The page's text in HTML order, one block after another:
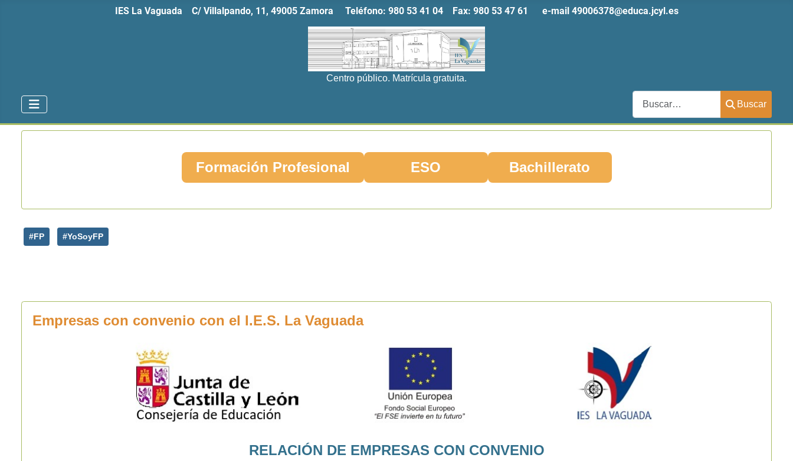
IES La Vaguada C/ Villalpando, 11, 49005 Zamora Teléfono: 980 53 41 04 Fax: 980 53 47 61 e-mail 49006378@educa.jcyl.es
Centro público. Matrícula gratuita.
Buscar
Buscar
Formación Profesional ESO Bachillerato
#FP #YoSoyFP
Empresas con convenio con el I.E.S. La Vaguada
RELACIÓN DE EMPRESAS CON CONVENIO